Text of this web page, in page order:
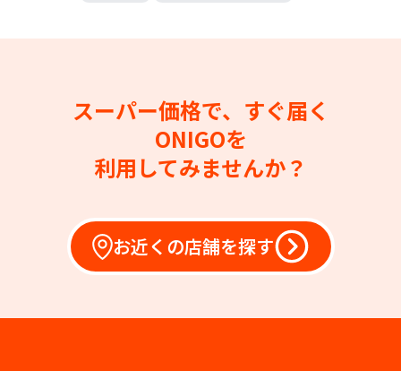
スーパー価格で、すぐ届く
ONIGOを
利用してみませんか？
お近くの店舗を探す